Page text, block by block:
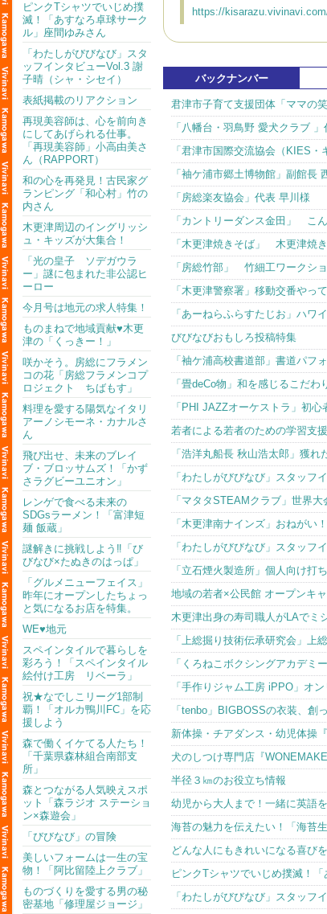
ピンクTシャツでいじめ撲
滅！「あすなろ卓球サーク
ル」座間ゆみさん
「わたしがびびなび」スタ
ッフインタビューVol.3 謝
子晴（シャ・シセイ）
表紙掲載のリアクション
再現美容師は、心を前向き
にしてあげられる仕事。
「再現美容師」小高由美さ
ん（RAPPORT）
和の心を再発見！古民家グ
ランピング「和心村」竹の
内さん
木更津周辺のイングリッシ
ュ・キッズが大集合！
「光の皇子 ソデガウラ
ー」謎に包まれた非公認ヒ
ーロー
今月号は地元の求人特集！
ものまねで地域貢献♥木更
津の「くっきー！」
咲かそう。房総にフラメン
コの花「房総フラメンコプ
ロジェクト ちばもす」
料理を愛する陽気なイタリ
アーノシモーネ・カナルさ
ん
飛び出せ、未来のブレイ
ブ・ブロッサムズ！「かず
さラグビーユニオン」
レンゲで食べる未来の
SDGsラーメン！「富津短
麺 飯蔵」
謎解きに挑戦しよう‼「び
びなび×たぬきのはっぱ」
「グルメニューフェイス」
昨年にオープンしたちょっ
と気になるお店を特集。
WE♥地元
スペインタイルで暮らしを
彩ろう！「スペインタイル
絵付け工房 リベーラ」
祝★なでしこリーグ1部制
覇！「オルカ鴨川FC」を応
援しよう
森で働くイケてる人たち！
「千葉県森林組合南部支
所」
森とつながる人気映えスポ
ット「森ラジオ ステーショ
ン×森遊会」
「びびなび」の冒険
美しいフォームは一生の宝
物！「阿比留陸上クラブ」
ものづくりを愛する男の秘
密基地「修理屋ジョージ」
https://
バックナンバー
君津市子育て支援団体「ママの
「八幡台・羽鳥野 愛犬クラブ
「君津市国際交流協会（KIES
「袖ケ浦市郷土博物館」副館長
「房総楽友協会」代表 早川様
「カントリーダンス金田」 こ
「木更津焼きそば」 木更津焼
「房総竹部」 竹細工ワークシ
「木更津警察署」移動交番やっ
「あーねらふらすたじお」ハワ
びびなびおもしろ投稿特集
「袖ケ浦高校書道部」書道パフ
「畳deCo物」和を感じるこだわ
「PHI JAZZオーケストラ」初
若者による若者のための学習支
「浩洋丸船長 秋山浩太郎」獲れ
「わたしがびびなび」スタッフ
「マタタSTEAMクラブ」世界
「木更津南ナインズ」おねがい
「わたしがびびなび」スタッフ
「立石煙火製造所」個人向け打
地域の若者×公民館 オープンキ
木更津出身の寿司職人がLAでミ
「上総掘り技術伝承研究会」上
「くろねこボクシングアカデミ
「手作りジャム工房 iPPO」オ
「tenbo」BIGBOSSの衣装、創
新体操・チアダンス・幼児体操
犬のしつけ専門店『
半径３㎞のお役立ち情報
幼児から大人まで！一緒に英語
海苔の魅力を伝えたい！「海苔
どんな人にもきれいになる喜び
ピンクTシャツでいじめ撲滅！
「わたしがびびなび」スタッフ